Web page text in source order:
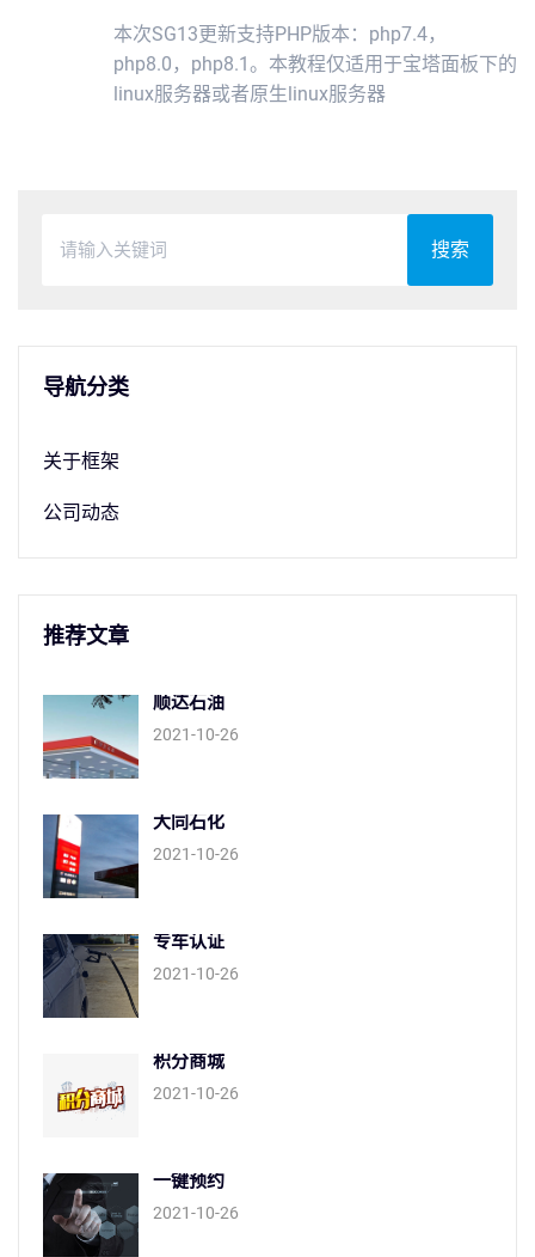
本次SG13更新支持PHP版本：php7.4，
php8.0，php8.1。本教程仅适用于宝塔面板下的
linux服务器或者原生linux服务器
搜索
导航分类
关于框架
公司动态
推荐文章
顺达石油
2021-10-26
大同石化
2021-10-26
专车认证
2021-10-26
积分商城
2021-10-26
一键预约
2021-10-26